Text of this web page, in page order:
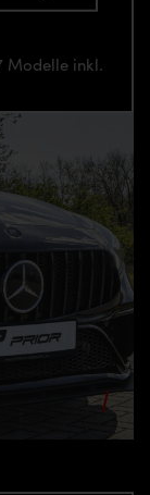
Modelle inkl.